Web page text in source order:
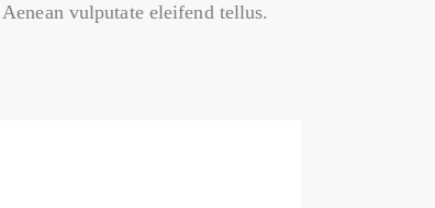
vulputate eleifend tellus.